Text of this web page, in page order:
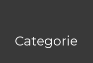
Categorie